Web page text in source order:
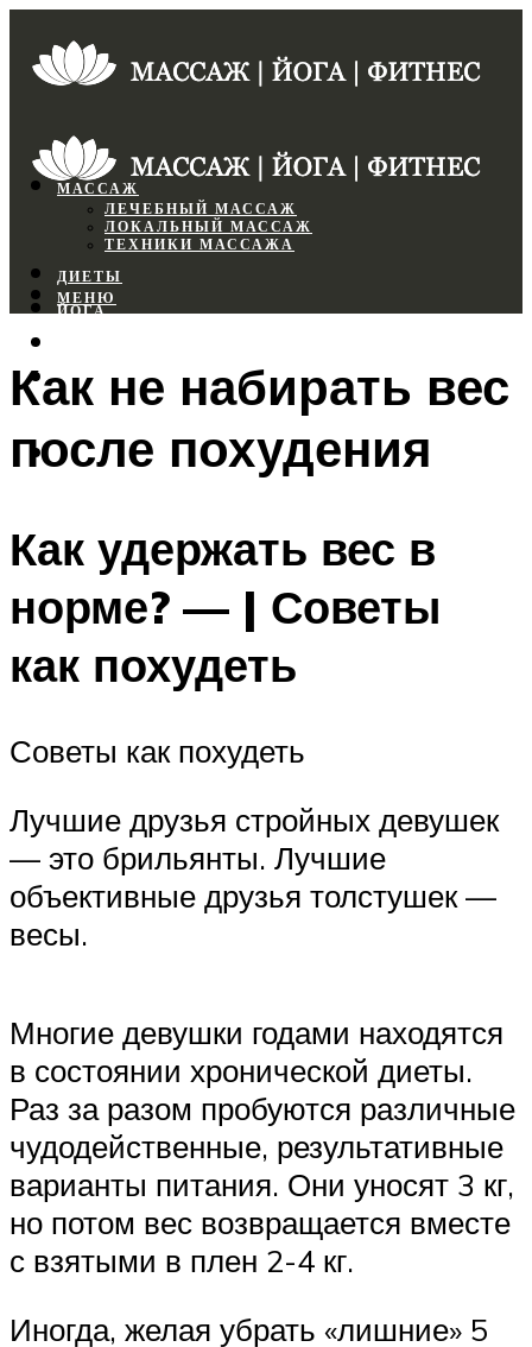
МАССАЖ
ЛЕЧЕБНЫЙ МАССАЖ
ЛОКАЛЬНЫЙ МАССАЖ
ТЕХНИКИ МАССАЖА
ДИЕТЫ
ЙОГА
ФИТНЕС
МЕНЮ
МЕНЮ
Как не набирать вес
после похудения
Как удержать вес в
норме? — | Советы
как похудеть
Советы как похудеть
Лучшие друзья стройных девушек
— это брильянты. Лучшие
объективные друзья толстушек —
весы.
Многие девушки годами находятся
в состоянии хронической диеты.
Раз за разом пробуются различные
чудодейственные, результативные
варианты питания. Они уносят 3 кг,
но потом вес возвращается вместе
с взятыми в плен 2-4 кг.
Иногда, желая убрать «лишние» 5